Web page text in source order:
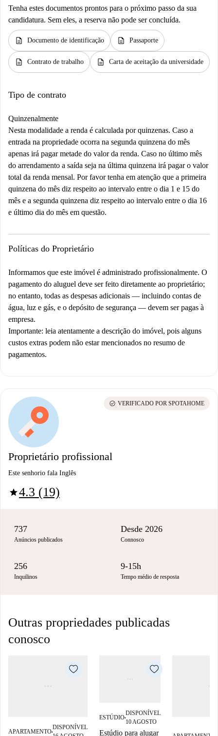
Tenha estes documentos prontos para o próximo passo da sua
candidatura. Sem eles, a reserva não pode ser concluída.
description Documento de identificação description Passaporte
description Contrato de trabalho description Carta de aceitação da universidade
Tipo de contrato
Quinzenalmente
Nesta modalidade a renda é calculada por quinzenas. Caso a
entrada na propriedade ocorra na segunda quinzena do mês
apenas irá pagar metade do valor da renda. Caso no último mês
do arrendamento a saída seja na última quinzena irá pagar o valor
total da renda mensal. Por favor tenha em atenção que a primeira
quinzena do mês diz respeito ao intervalo entre o dia 1 e 15 do
mês e a segunda quinzena diz respeito ao intervalo entre o dia 16
e último dia do mês em questão.
Políticas do Proprietário
Informamos que este imóvel é administrado profissionalmente. O
pagamento do aluguel deve ser feito diretamente ao proprietário;
no entanto, todas as despesas adicionais — incluindo contas de
água, luz e gás, e o depósito de segurança — devem ser pagas à
empresa.
Importante: leia atentamente a descrição do imóvel, pois alguns
custos extras podem não estar mencionados no resumo de
pagamentos.
Proprietário profissional
Este senhorio fala Inglês
star4.3 (19)
check_circle VERIFICADO POR SPOTAHOME
737
Anúncios publicados
Desde 2026
Connosco
256
Inquilinos
9-15h
Tempo médio de resposta
Outras propriedades publicadas
conosco
APARTAMENTO■
DISPONÍVEL
ESTÚDIO■
DISPONÍVEL
10 AGOSTO
Estúdio para alugar